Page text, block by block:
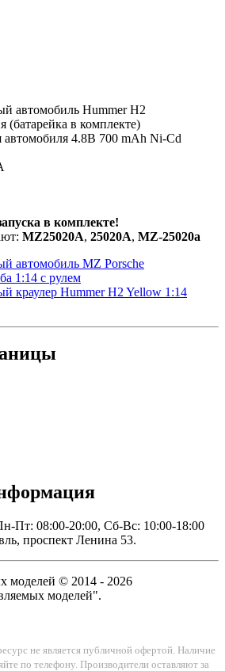
автомобиль Hummer H2
(батарейка в комплекте)
автомобиля 4.8B 700 mAh Ni-Cd
в комплекте!
MZ25020A, 25020A, MZ-25020a
автомобиль MZ Porsche
1:14 с рулем
краулер Hummer H2 Yellow 1:14
Пт: 08:00-20:00, Сб-Вс: 10:00-18:00
проспект Ленина 53.
моделей © 2014 - 2026
моделей".
не является публичной офертой. Наличие
по телефону. Производители оставляют за